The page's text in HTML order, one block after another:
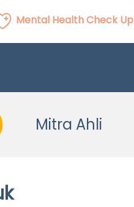
Mental Health Check Up
Mitra Ahli